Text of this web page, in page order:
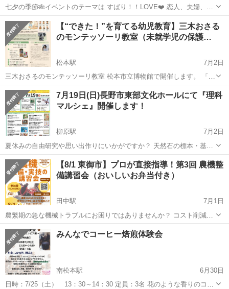
七夕の季節🎋イベントのテーマは すばり！！LOVE❤️ 恋人、夫婦、気
になるあの人 だけでなく 未来の出会い💖 職場や、お友だちとの関係
性💖 そして、なにより重要な 自分自身へのLOVE❤️ 愛が溢れる関係性
を...
長野 松本市 南松本駅 ワークショップ ヒーリング
【“できた！”を育てる幼児教育】三木おさる
のモンテッソーリ教室（未就学児の保護…
松本駅
7月2日
三木おさるのモンテッソーリ教室 松本市立博物館で開催します。 「モ
ンテッソーリって気になるけど、よく分からない…」 「自分でできる
子になるにはどうしたらいいかな」 「教え込まない教育ってどうする
んだろう」 ...
長野 松本市 松本駅 ワークショップ
モンテッソーリ教育
7月19日(日)長野市東部文化ホールにて『理科
マルシェ』開催します！
柳原駅
7月2日
夏休みの自由研究や思い出作りにいかがですか？ 天然石の標本・基盤
キーホルダー・分子模型と周期表は事前のお申込みが必要です。 お電
話またはご来館にて。電話：026-217-4662 皆様からのお申し込み、お
待ちしております。
長野 長野市 柳原駅 ワークショップ マルシェ
【8/1 東御市】プロが直接指導！第3回 農機整
備講習会（おいしいお弁当付き）
田中駅
7月1日
農繁期の急な機械トラブルにお困りではありませんか？ コスト削減と
重大事故の防止を目指し、農家さんご自身で日常点検や軽微な修理が
できるようになるための『第3回 農機整備講習会』を開催いたしま
す！ 単なる座学ではなく、ご...
長野 東御市 田中駅 ワークショップ 対象
みんなでコーヒー焙煎体験会
南松本駅
6月30日
日時：7/25（土） 13：30～14：30 定員：3名 花のような香りのコロ